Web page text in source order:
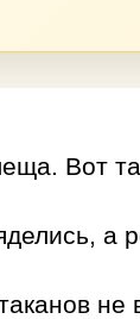
Вот
а
не